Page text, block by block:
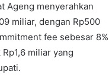
Ageng menyerahkan
miliar, dengan Rp500
fee sebesar 8%
miliar yang